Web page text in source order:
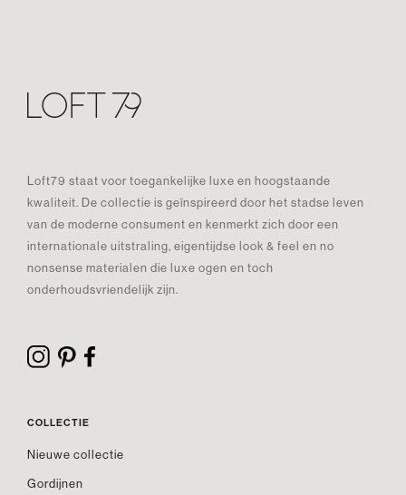
Loft79 staat voor toegankelijke luxe en hoogstaande
kwaliteit. De collectie is geïnspireerd door het stadse leven
van de moderne consument en kenmerkt zich door een
internationale uitstraling, eigentijdse look & feel en no
nonsense materialen die luxe ogen en toch
onderhoudsvriendelijk zijn.
COLLECTIE
Nieuwe collectie
Gordijnen